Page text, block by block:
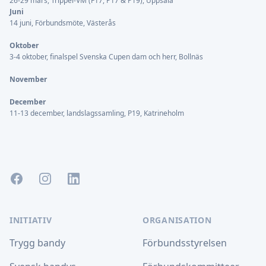
Juni
14 juni, Förbundsmöte, Västerås
Oktober
3-4 oktober, finalspel Svenska Cupen dam och herr, Bollnäs
November
December
11-13 december, landslagssamling, P19, Katrineholm
FacebookInstagramLinkedIn
INITIATIV
Trygg bandy
ORGANISATION
Förbundsstyrelsen